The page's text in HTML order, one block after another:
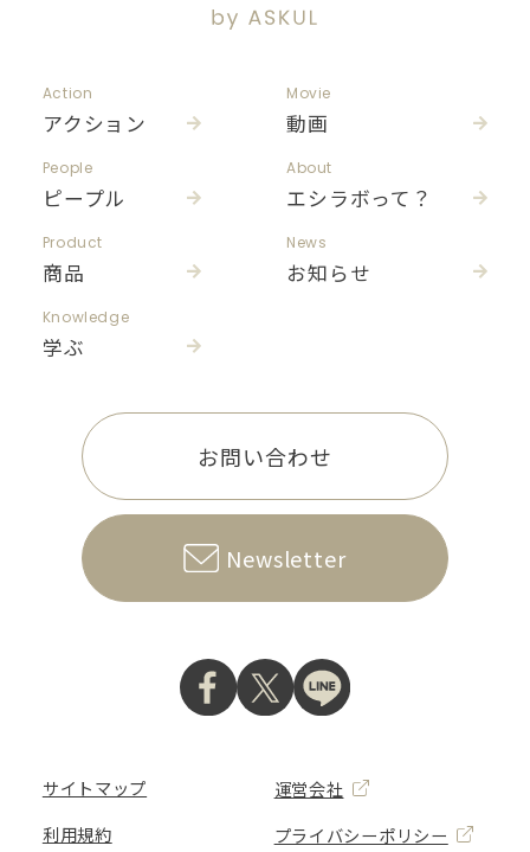
Newsletter
お問い合わせ
アクション
Action
ピープル
People
商品
Product
学ぶ
Knowledge
動画
Movie
エシラボって？
About
お知らせ
News
サイトマップ
利用規約
運営会社
プライバシーポリシー